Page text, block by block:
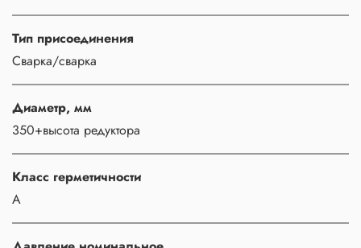
Тип присоединения
Сварка/сварка
Диаметр, мм
350+высота редуктора
Класс герметичности
A